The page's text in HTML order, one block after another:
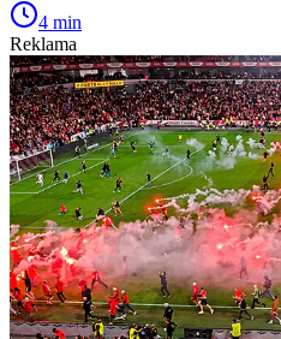
4 min
Reklama